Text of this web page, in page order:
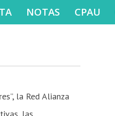
NOTAS CPAU
la Red Alianza